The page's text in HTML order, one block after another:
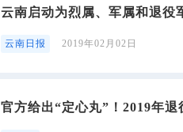
云南启动为烈属、军属和退役
云南日报 2019年02月02日
官方给出“定心丸”！2019年